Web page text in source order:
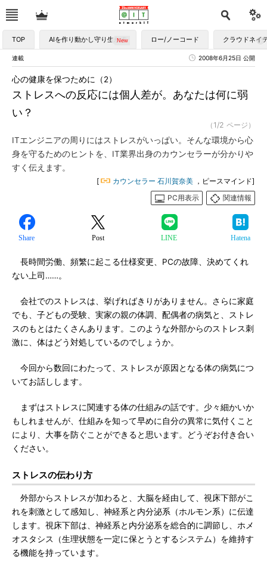
TOP AIを作り動かし守り生かす ロー/ノーコード クラウドネイ
連載 2008年6月25日 公開
ストレスへの反応には個人差が。あなたは何に弱
い？
心の健康を保つために（2）
（1/2 ページ）
ITエンジニアの周りにはストレスがいっぱい。そんな環境から心
身を守るためのヒントを、IT業界出身のカウンセラーが分かりや
すく伝えます。
[ カウンセラー 石川賀奈美 ，ピースマインド]
PC用表示
関連情報
Share Post LINE Hatena
長時間労働、頻繁に起こる仕様変更、PCの故障、決めてくれ
ない上司……。
会社でのストレスは、挙げればきりがありません。さらに家庭
でも、子どもの受験、実家の親の体調、配偶者の病気と、ストレ
スのもとはたくさんあります。このような外部からのストレス刺
激に、体はどう対処しているのでしょうか。
今回から数回にわたって、ストレスが原因となる体の病気につ
いてお話しします。
まずはストレスに関連する体の仕組みの話です。少々細かいか
もしれませんが、仕組みを知って早めに自分の異常に気付くこと
により、大事を防ぐことができると思います。どうぞお付き合い
ください。
ストレスの伝わり方
外部からストレスが加わると、大脳を経由して、視床下部がこ
れを刺激として感知し、神経系と内分泌系（ホルモン系）に伝達
します。視床下部は、神経系と内分泌系を総合的に調節し、ホメ
オスタシス（生理状態を一定に保とうとするシステム）を維持す
る機能を持っています。